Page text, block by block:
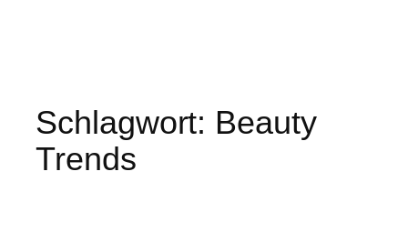
Schlagwort: Beauty
Trends